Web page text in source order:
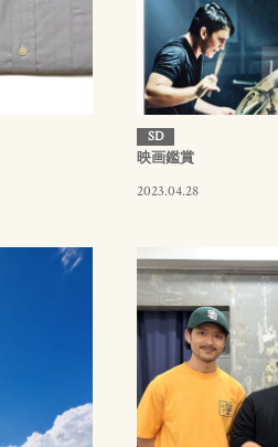
SD
映画鑑賞
2023.04.28